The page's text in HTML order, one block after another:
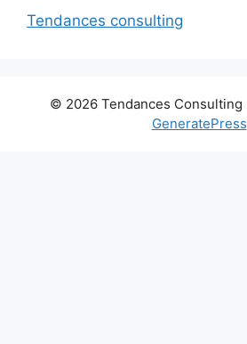
Tendances consulting
© 2026 Tendances Consulting
GeneratePress